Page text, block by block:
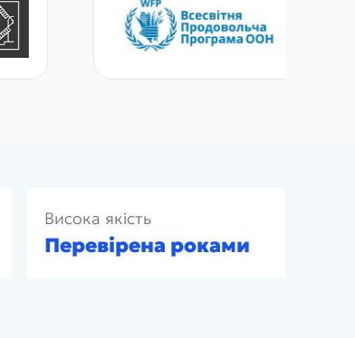
Висока якість
Перевірена роками